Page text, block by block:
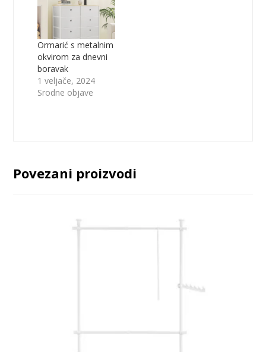
Ormarić s metalnim
okvirom za dnevni
boravak
1 veljače, 2024
Srodne objave
Povezani proizvodi